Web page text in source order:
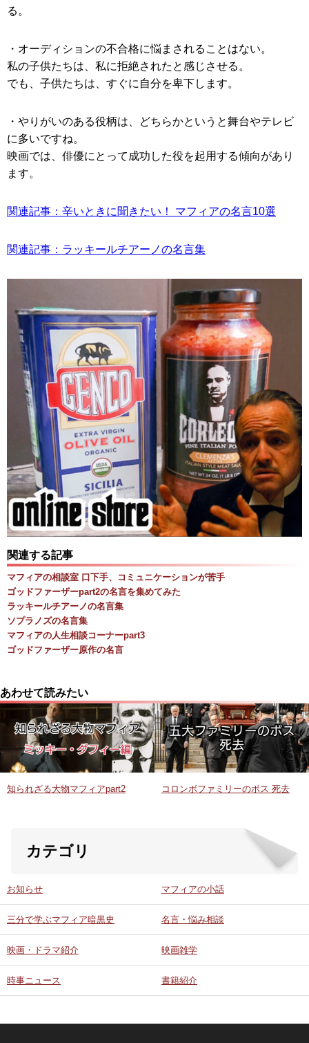
る。
・オーディションの不合格に悩まされることはない。
私の子供たちは、私に拒絶されたと感じさせる。
でも、子供たちは、すぐに自分を卑下します。
・やりがいのある役柄は、どちらかというと舞台やテレビ
に多いですね。
映画では、俳優にとって成功した役を起用する傾向があり
ます。
関連記事：辛いときに聞きたい！ マフィアの名言10選
関連記事：ラッキールチアーノの名言集
関連する記事
マフィアの相談室 口下手、コミュニケーションが苦手
ゴッドファーザーpart2の名言を集めてみた
ラッキールチアーノの名言集
ソプラノズの名言集
マフィアの人生相談コーナーpart3
ゴッドファーザー原作の名言
あわせて読みたい
知られざる大物マフィアpart2 コロンボファミリーのボス 死去
カテゴリ
お知らせ マフィアの小話
三分で学ぶマフィア暗黒史 名言・悩み相談
映画・ドラマ紹介 映画雑学
時事ニュース 書籍紹介